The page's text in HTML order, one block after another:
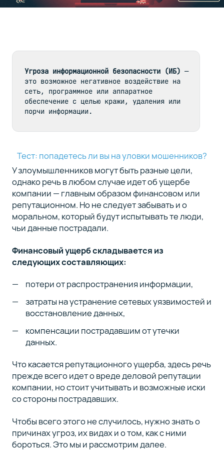
6
Технические
защиты
информации
С чем
помочь
Сейчас
статье
курса
Информационная
безопасность:
виды, угрозы,
данных
Полный
список
курса
(10)
Угроза информационной безопасности (ИБ) —
это возможное негативное воздействие на
сеть, программное или аппаратное
обеспечение с целью кражи, удаления или
порчи информации.
У злоумышленников могут быть разные цели,
однако речь в любом случае идет об ущербе
компании — главным образом финансовом или
репутационном. Но не следует забывать и о
моральном, который будут испытывать те люди,
чьи данные пострадали.
Тест: попадетесь ли вы на уловки мошенников?
Финансовый ущерб складывается из
следующих составляющих:
потери от распространения информации,
затраты на устранение сетевых уязвимостей и
восстановление данных,
компенсации пострадавшим от утечки
данных.
Что касается репутационного ущерба, здесь речь
прежде всего идет о вреде деловой репутации
компании, но стоит учитывать и возможные иски
со стороны пострадавших.
Чтобы всего этого не случилось, нужно знать о
причинах угроз, их видах и о том, как с ними
бороться. Это мы и рассмотрим далее.